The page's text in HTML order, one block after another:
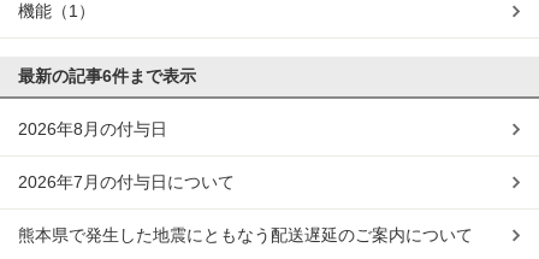
機能 （1）
最新の記事6件まで表示
2026年8月の付与日
2026年7月の付与日について
熊本県で発生した地震にともなう配送遅延のご案内について